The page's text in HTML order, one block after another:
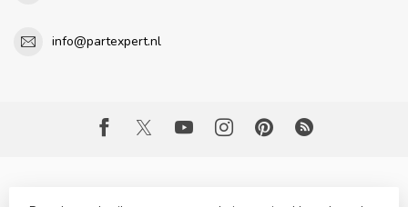
info@partexpert.nl